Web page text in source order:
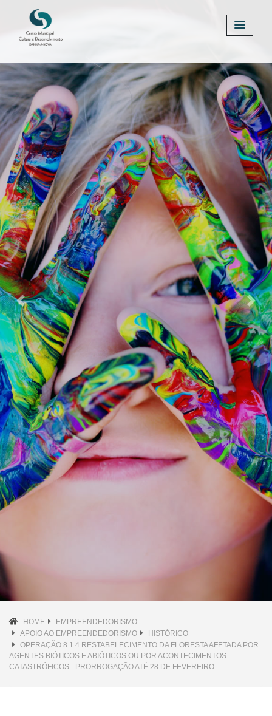
Previous Next
HOME
EMPREENDEDORISMO
APOIO AO EMPREENDEDORISMO
HISTÓRICO
OPERAÇÃO 8.1.4 RESTABELECIMENTO DA FLORESTA AFETADA POR
AGENTES BIÓTICOS E ABIÓTICOS OU POR ACONTECIMENTOS
CATASTRÓFICOS - PRORROGAÇÃO ATÉ 28 DE FEVEREIRO